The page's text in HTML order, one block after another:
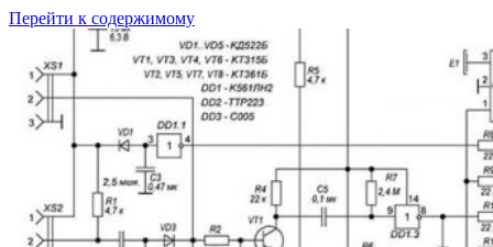
Перейти к содержимому